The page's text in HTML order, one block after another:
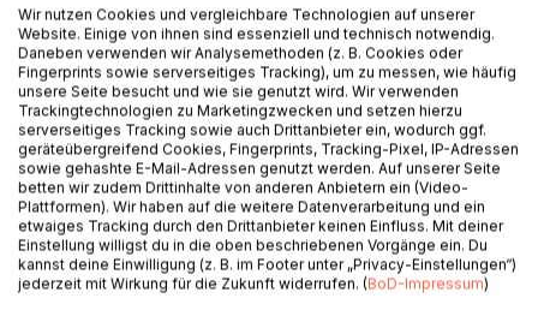
Titel bewerten
BESCHREIBUNG
Emma ist sauer. Mama und ihre große Schwester Franzi
lassen sie nicht durch das Fernglas schauen und die
Wir nutzen Cookies und vergleichbare Technologien auf unserer
Website. Einige von ihnen sind essenziell und technisch notwendig.
Daneben verwenden wir Analysemethoden (z. B. Cookies oder
Fingerprints sowie serverseitiges Tracking), um zu messen, wie häufig
unsere Seite besucht und wie sie genutzt wird. Wir verwenden
Trackingtechnologien zu Marketingzwecken und setzen hierzu
serverseitiges Tracking sowie auch Drittanbieter ein, wodurch ggf.
geräteübergreifend Cookies, Fingerprints, Tracking-Pixel, IP-Adressen
sowie gehashte E-Mail-Adressen genutzt werden. Auf unserer Seite
betten wir zudem Drittinhalte von anderen Anbietern ein (Video-
Plattformen). Wir haben auf die weitere Datenverarbeitung und ein
etwaiges Tracking durch den Drittanbieter keinen Einfluss. Mit deiner
Einstellung willigst du in die oben beschriebenen Vorgänge ein. Du
kannst deine Einwilligung (z. B. im Footer unter „Privacy-Einstellungen“)
jederzeit mit Wirkung für die Zukunft widerrufen. (BoD-Impressum)